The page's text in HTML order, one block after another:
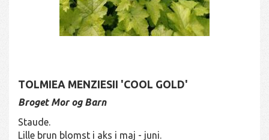
TOLMIEA MENZIESII 'COOL GOLD'
Broget Mor og Barn
Staude.
Lille brun blomst i aks i maj - juni.